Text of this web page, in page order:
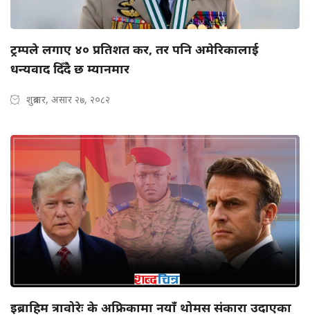
ट्रम्पले लगाए ४० प्रतिशत कर, तर पनि अमेरिकालाई
धन्यवाद दिँदै छ म्यानमार
शुक्रबार, असार २७, २०८२
इब्राहिम त्रावोरेः के अफ्रिकामा नयाँ थोमस संकारा उदाएका